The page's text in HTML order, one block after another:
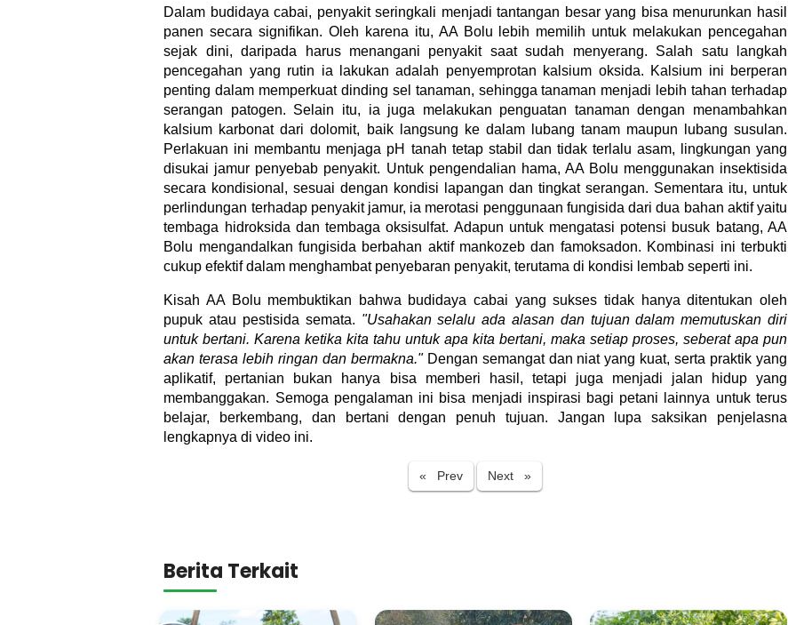
Dalam budidaya cabai, penyakit seringkali menjadi tantangan besar yang bisa menurunkan hasil
panen secara signifikan. Oleh karena itu, AA Bolu lebih memilih untuk melakukan pencegahan
sejak dini, daripada harus menangani penyakit saat sudah menyerang. Salah satu langkah
pencegahan yang rutin ia lakukan adalah penyemprotan kalsium oksida. Kalsium ini berperan
penting dalam memperkuat dinding sel tanaman, sehingga tanaman menjadi lebih tahan terhadap
serangan patogen. Selain itu, ia juga melakukan penguatan tanaman dengan menambahkan
kalsium karbonat dari dolomit, baik langsung ke dalam lubang tanam maupun lubang susulan.
Perlakuan ini membantu menjaga pH tanah tetap stabil dan tidak terlalu asam, lingkungan yang
disukai jamur penyebab penyakit. Untuk pengendalian hama, AA Bolu menggunakan insektisida
secara kondisional, sesuai dengan kondisi lapangan dan tingkat serangan. Sementara itu, untuk
perlindungan terhadap penyakit jamur, ia merotasi penggunaan fungisida dari dua bahan aktif yaitu
tembaga hidroksida dan tembaga oksisulfat. Adapun untuk mengatasi potensi busuk batang, AA
Bolu mengandalkan fungisida berbahan aktif mankozeb dan famoksadon. Kombinasi ini terbukti
cukup efektif dalam menghambat penyebaran penyakit, terutama di kondisi lembab seperti ini.
Kisah AA Bolu membuktikan bahwa budidaya cabai yang sukses tidak hanya ditentukan oleh
pupuk atau pestisida semata. "Usahakan selalu ada alasan dan tujuan dalam memutuskan diri
untuk bertani. Karena ketika kita tahu untuk apa kita bertani, maka setiap proses, seberat apa pun
akan terasa lebih ringan dan bermakna." Dengan semangat dan niat yang kuat, serta praktik yang
aplikatif, pertanian bukan hanya bisa memberi hasil, tetapi juga menjadi jalan hidup yang
membanggakan. Semoga pengalaman ini bisa menjadi inspirasi bagi petani lainnya untuk terus
belajar, berkembang, dan bertani dengan penuh tujuan. Jangan lupa saksikan penjelasna
lengkapnya di video ini.
« PrevPreviousNext »Next
Berita Terkait